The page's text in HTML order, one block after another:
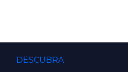
DESCUBRA